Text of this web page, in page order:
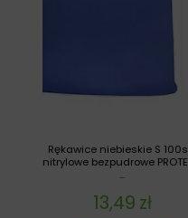
Rękawice niebieskie S
nitrylowe bezpudrowe
...
13,49 zł